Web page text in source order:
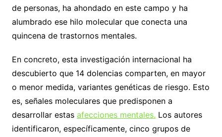
de personas, ha ahondado en este campo y ha
alumbrado ese hilo molecular que conecta una
quincena de trastornos mentales.
En concreto, esta investigación internacional ha
descubierto que 14 dolencias comparten, en mayor
o menor medida, variantes genéticas de riesgo. Esto
es, señales moleculares que predisponen a
desarrollar estas afecciones mentales. Los autores
identificaron, específicamente, cinco grupos de